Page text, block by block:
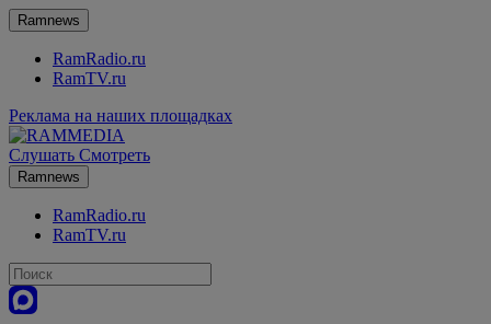
Ramnews
RamRadio.ru
RamTV.ru
Реклама на наших площадках
Слушать Смотреть
Ramnews
RamRadio.ru
RamTV.ru